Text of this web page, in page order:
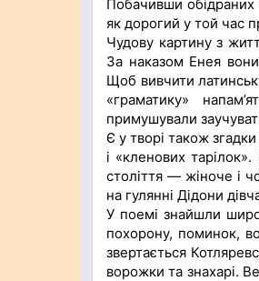
Побачивши
як дорогий у той час
Чудову картину з
За наказом Енея
Щоб вивчити
«граматику»
примушували
Є у творі також
і «кленових
століття — жіноче і
на гулянні Дідони
У поемі знайшли
похорону, поминок,
звертається
ворожки та знахарі.